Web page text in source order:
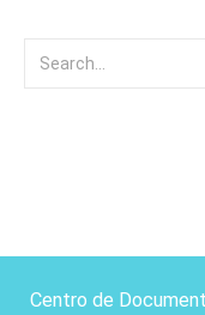
Centro de